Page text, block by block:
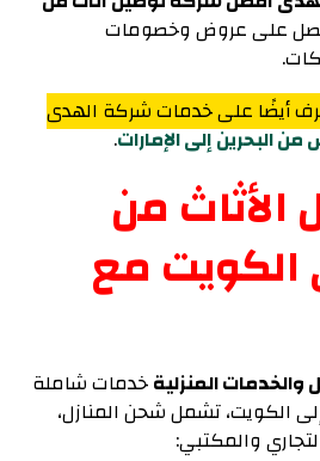
علىعروض وخصومات
أيضًا على خدمات شركة الهدى
البحرين إلى الإمارات.
من
الكويت مع
المنزليةخدمات شاملة
الكويت، تشمل شحن المنازل،
والمكتبي: